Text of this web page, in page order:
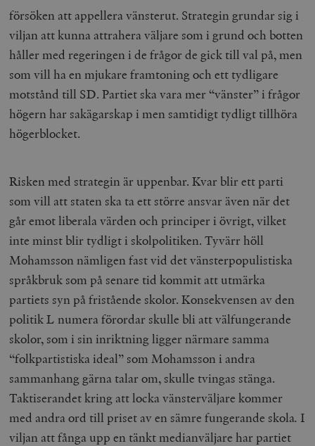
försöken att appellera vänsterut. Strategin grundar sig i
viljan att kunna attrahera väljare som i grund och botten
håller med regeringen i de frågor de gick till val på, men
som vill ha en mjukare framtoning och ett tydligare
motstånd till SD. Partiet ska vara mer “vänster” i frågor
högern har sakägarskap i men samtidigt tydligt tillhöra
högerblocket.
Risken med strategin är uppenbar. Kvar blir ett parti
som vill att staten ska ta ett större ansvar även när det
går emot liberala värden och principer i övrigt, vilket
inte minst blir tydligt i skolpolitiken. Tyvärr höll
Mohamsson nämligen fast vid det vänsterpopulistiska
språkbruk som på senare tid kommit att utmärka
partiets syn på fristående skolor. Konsekvensen av den
politik L numera förordar skulle bli att välfungerande
skolor, som i sin inriktning ligger närmare samma
“folkpartistiska ideal” som Mohamsson i andra
sammanhang gärna talar om, skulle tvingas stänga.
Taktiserandet kring att locka vänsterväljare kommer
med andra ord till priset av en sämre fungerande skola. I
viljan att fånga upp en tänkt medianväljare har partiet